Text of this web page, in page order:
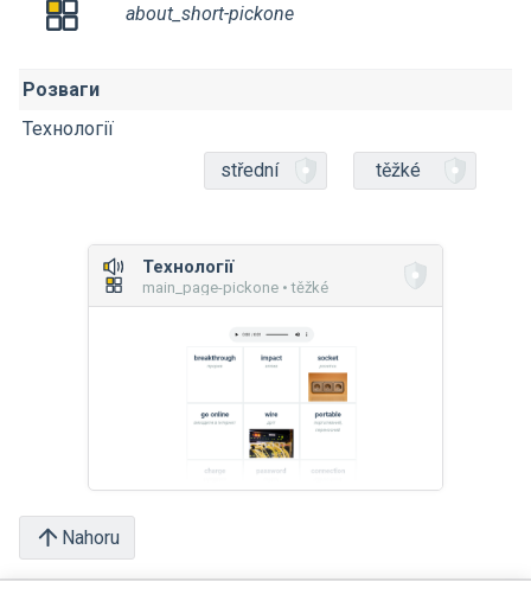
about_short-pickone
Розваги
Технології
střední
těžké
Технології
main_page-pickone • těžké
Nahoru